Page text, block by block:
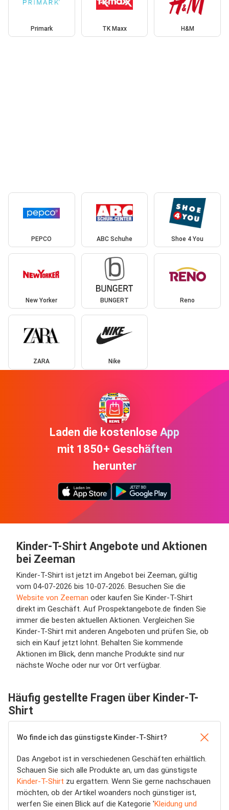
Primark TK Maxx H&M
PEPCO ABC Schuhe Shoe 4 You
New Yorker BUNGERT Reno
ZARA Nike
Laden die kostenlose App
mit 1850+ Geschäften
herunter
Kinder-T-Shirt Angebote und Aktionen
bei Zeeman
Kinder-T-Shirt ist jetzt im Angebot bei Zeeman, gültig
vom 04-07-2026 bis 10-07-2026. Besuchen Sie die
Website von Zeeman oder kaufen Sie Kinder-T-Shirt
direkt im Geschäft. Auf Prospektangebote.de finden Sie
immer die besten aktuellen Aktionen. Vergleichen Sie
Kinder-T-Shirt mit anderen Angeboten und prüfen Sie, ob
sich ein Kauf jetzt lohnt. Behalten Sie kommende
Aktionen im Blick, denn manche Produkte sind nur
nächste Woche oder nur vor Ort verfügbar.
Häufig gestellte Fragen über Kinder-T-
Shirt
Wo finde ich das günstigste Kinder-T-Shirt?
Das Angebot ist in verschiedenen Geschäften erhältlich.
Schauen Sie sich alle Produkte an, um das günstigste
Kinder-T-Shirt zu ergattern. Wenn Sie gerne nachschauen
möchten, ob der Artikel woanders noch günstiger ist,
werfen Sie einen Blick auf die Kategorie 'Kleidung und